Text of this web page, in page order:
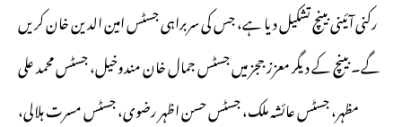
رکنی آئینی بینچ تشکیل دیا ہے، جس کی سربراہی جسٹس امین الدین خان کریں
گے۔ بینچ کے دیگر معزز ججز میں جسٹس جمال خان مندوخیل، جسٹس محمد علی
مظہر، جسٹس عائشہ ملک، جسٹس حسن اظہر رضوی، جسٹس مسرت ہلالی،